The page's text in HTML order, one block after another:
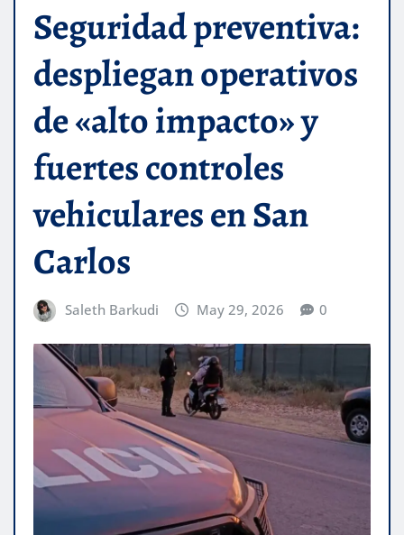
Seguridad preventiva:
despliegan operativos
de «alto impacto» y
fuertes controles
vehiculares en San
Carlos
Saleth Barkudi May 29, 2026 0